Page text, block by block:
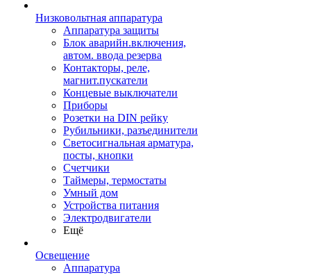
Низковольтная аппаратура
Аппаратура защиты
Блок аварийн.включения,
автом. ввода резерва
Контакторы, реле,
магнит.пускатели
Концевые выключатели
Приборы
Розетки на DIN рейку
Рубильники, разъединители
Светосигнальная арматура,
посты, кнопки
Счетчики
Таймеры, термостаты
Умный дом
Устройства питания
Электродвигатели
Ещё
Освещение
Аппаратура